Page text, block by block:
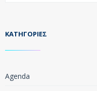
KΑΤΗΓΟΡΊΕΣ
Agenda